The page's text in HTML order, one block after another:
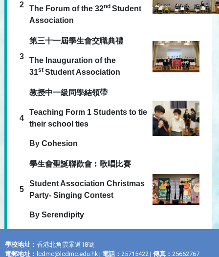
2 The Forum of the 32nd Student
Association
3
第三十一屆學生會交職典禮
The Inauguration of the
31st Student Association
4
教授中一級同學結領帶
Teaching Form 1 Students to tie
their school ties
By Cohesion
5
學生會聖誕聯歡會︰歌唱比賽
Student Association Christmas
Party- Singing Contest
By Serendipity
學校地址： 香港北角雲景道18號
電郵地址： lcdmc@lcdmc.edu.hk | 電話： 25715422 | 傳真： 25662767